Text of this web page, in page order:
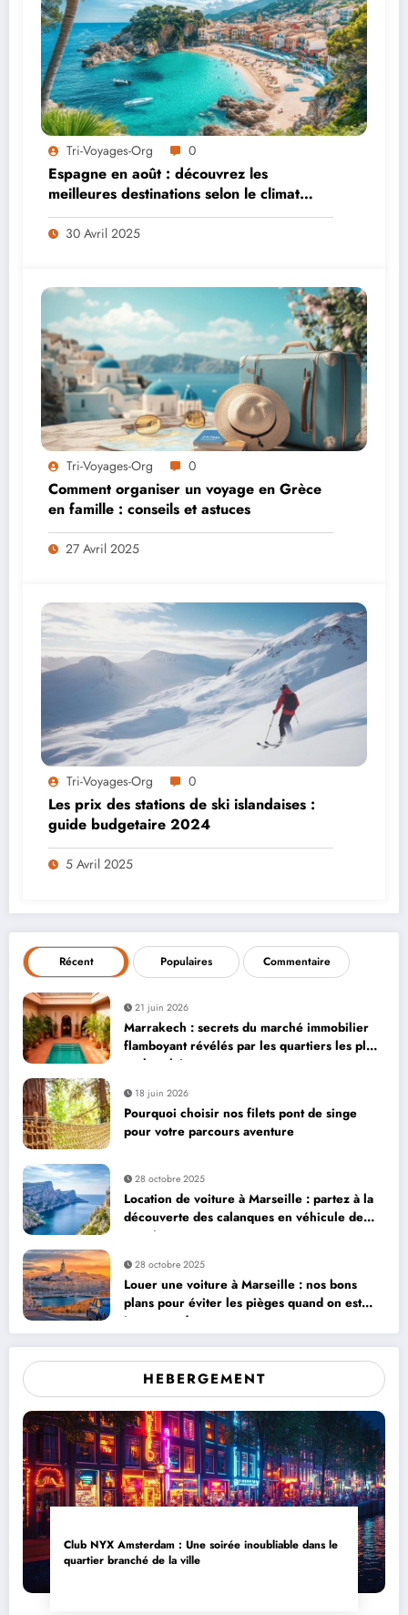
Tri-Voyages-Org 0
Espagne en août : découvrez les
meilleures destinations selon le climat
régional
30 Avril 2025
Tri-Voyages-Org 0
Comment organiser un voyage en Grèce
en famille : conseils et astuces
27 Avril 2025
Tri-Voyages-Org 0
Les prix des stations de ski islandaises :
guide budgetaire 2024
5 Avril 2025
Récent Populaires Commentaire
21 juin 2026
Marrakech : secrets du marché immobilier
flamboyant révélés par les quartiers les plus
recherchés
18 juin 2026
Pourquoi choisir nos filets pont de singe
pour votre parcours aventure
28 octobre 2025
Location de voiture à Marseille : partez à la
découverte des calanques en véhicule de
prestige
28 octobre 2025
Louer une voiture à Marseille : nos bons
plans pour éviter les pièges quand on est
jeune conducteur
HEBERGEMENT
Club NYX Amsterdam : Une soirée inoubliable dans le
quartier branché de la ville